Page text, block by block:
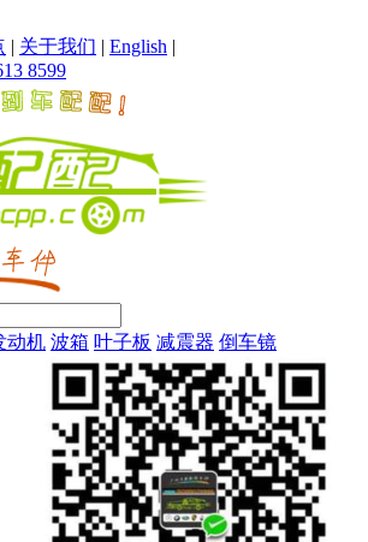
| 关于我们 | English |
8599
动机 波箱 叶子板 减震器 倒车镜